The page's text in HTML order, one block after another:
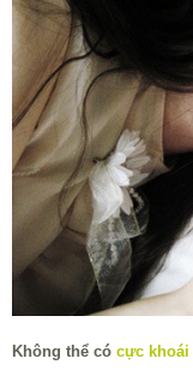
Không thể có cực khoái